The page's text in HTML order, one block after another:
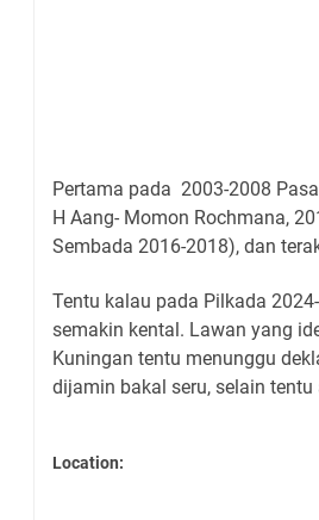
Pertama pada 2003-2008
H Aang- Momon Rochmana,
Sembada 2016-2018), dan
Tentu kalau pada Pilkada
semakin kental. Lawan yang
Kuningan tentu menunggu
dijamin bakal seru, selain
Location: